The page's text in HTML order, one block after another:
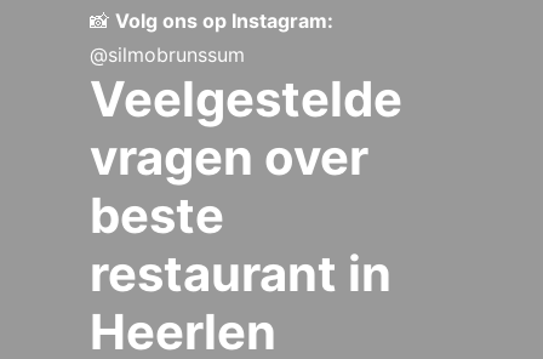
📸 Volg ons op Instagram:
@silmobrunssum
Veelgestelde
vragen over
beste
restaurant in
Heerlen